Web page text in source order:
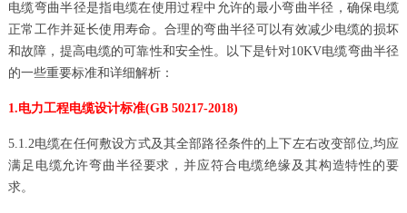
电缆弯曲半径是指电缆在使用过程中允许的最小弯曲半径，确保电缆
正常工作并延长使用寿命。合理的弯曲半径可以有效减少电缆的损坏
和故障，提高电缆的可靠性和安全性。以下是针对10KV电缆弯曲半径
的一些重要标准和详细解析：
1.电力工程电缆设计标准(GB 50217-2018)
5.1.2电缆在任何敷设方式及其全部路径条件的上下左右改变部位,均应
满足电缆允许弯曲半径要求，并应符合电缆绝缘及其构造特性的要
求。